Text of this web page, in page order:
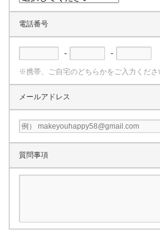
電話番号
- -
※携帯、ご自宅のどちらかをご入力くださ
メールアドレス
質問事項